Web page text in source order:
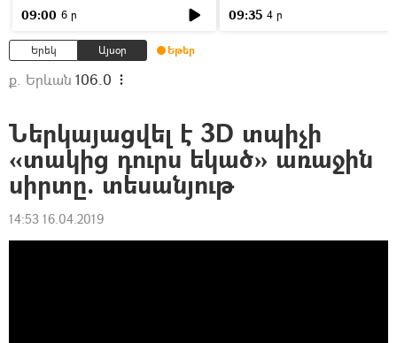
09:00 6 ր 09:35 4 ր
Երեկ Այսօր Եթեր
ք. Երևան 106.0
Ներկայացվել է 3D տպիչի
«տակից դուրս եկած» առաջին
սիրտը. տեսանյութ
14:53 16.04.2019